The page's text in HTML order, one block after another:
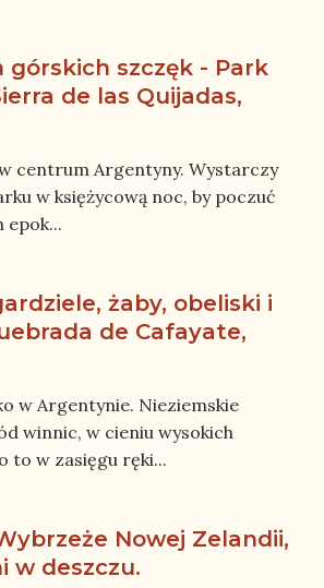
górskich szczęk - Park
de las Quijadas,
centrum Argentyny. Wystarczy
w księżycową noc, by poczuć
epok...
żaby, obeliski i
de Cafayate,
w Argentynie. Nieziemskie
winnic, w cieniu wysokich
to w zasięgu ręki...
Nowej Zelandii,
w deszczu.